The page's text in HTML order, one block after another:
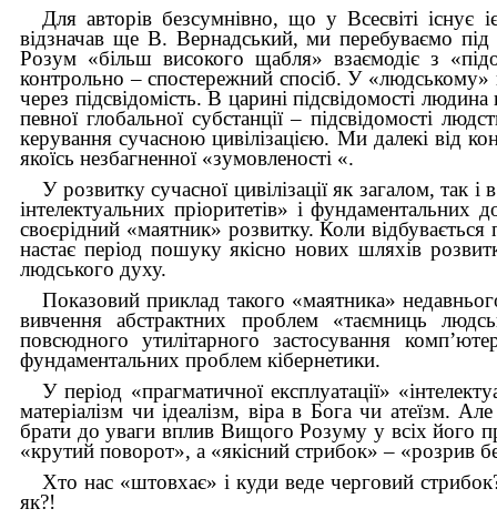
Для авторів безсумнівно, що у Всесвіті
відзначав ще В. Вернадський, ми перебуваємо
Розум «більш високого щабля» взаємодіє з
контрольно – спостережний спосіб. У «людському»
через підсвідомість. В царині підсвідомості
певної глобальної субстанції – підсвідомості
керування сучасною цивілізацією. Ми далекі від
якоїсь незбагненної «зумовленості «.
У розвитку сучасної цивілізації як загалом, так
інтелектуальних пріоритетів» і фундаментальних
своєрідний «маятник» розвитку. Коли
настає період пошуку якісно нових шляхів
людського духу.
Показовий приклад такого «маятника»
вивчення абстрактних проблем «таємниць
повсюдного утилітарного застосування
фундаментальних проблем кібернетики.
У період «прагматичної експлуатації»
матеріалізм чи ідеалізм, віра в Бога чи атеїзм.
брати до уваги вплив Вищого Розуму у всіх його
«крутий поворот», а «якісний стрибок» – «розрив
Хто нас «штовхає» і куди веде черговий
як?!